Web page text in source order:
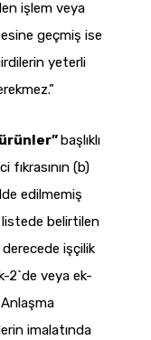
işlem veya
geçmiş ise
yeterli
başlıklı
(b)
edilmemiş
listede belirtilen
işçilik
2`de veya ek-
imalatında